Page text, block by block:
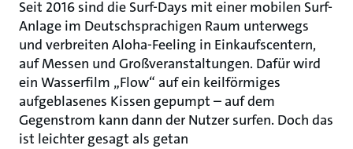
Seit 2016 sind die Surf-Days mit einer mobilen Surf-
Anlage im Deutschsprachigen Raum unterwegs
und verbreiten Aloha-Feeling in Einkaufscentern,
auf Messen und Großveranstaltungen. Dafür wird
ein Wasserfilm „Flow“ auf ein keilförmiges
aufgeblasenes Kissen gepumpt – auf dem
Gegenstrom kann dann der Nutzer surfen. Doch das
ist leichter gesagt als getan